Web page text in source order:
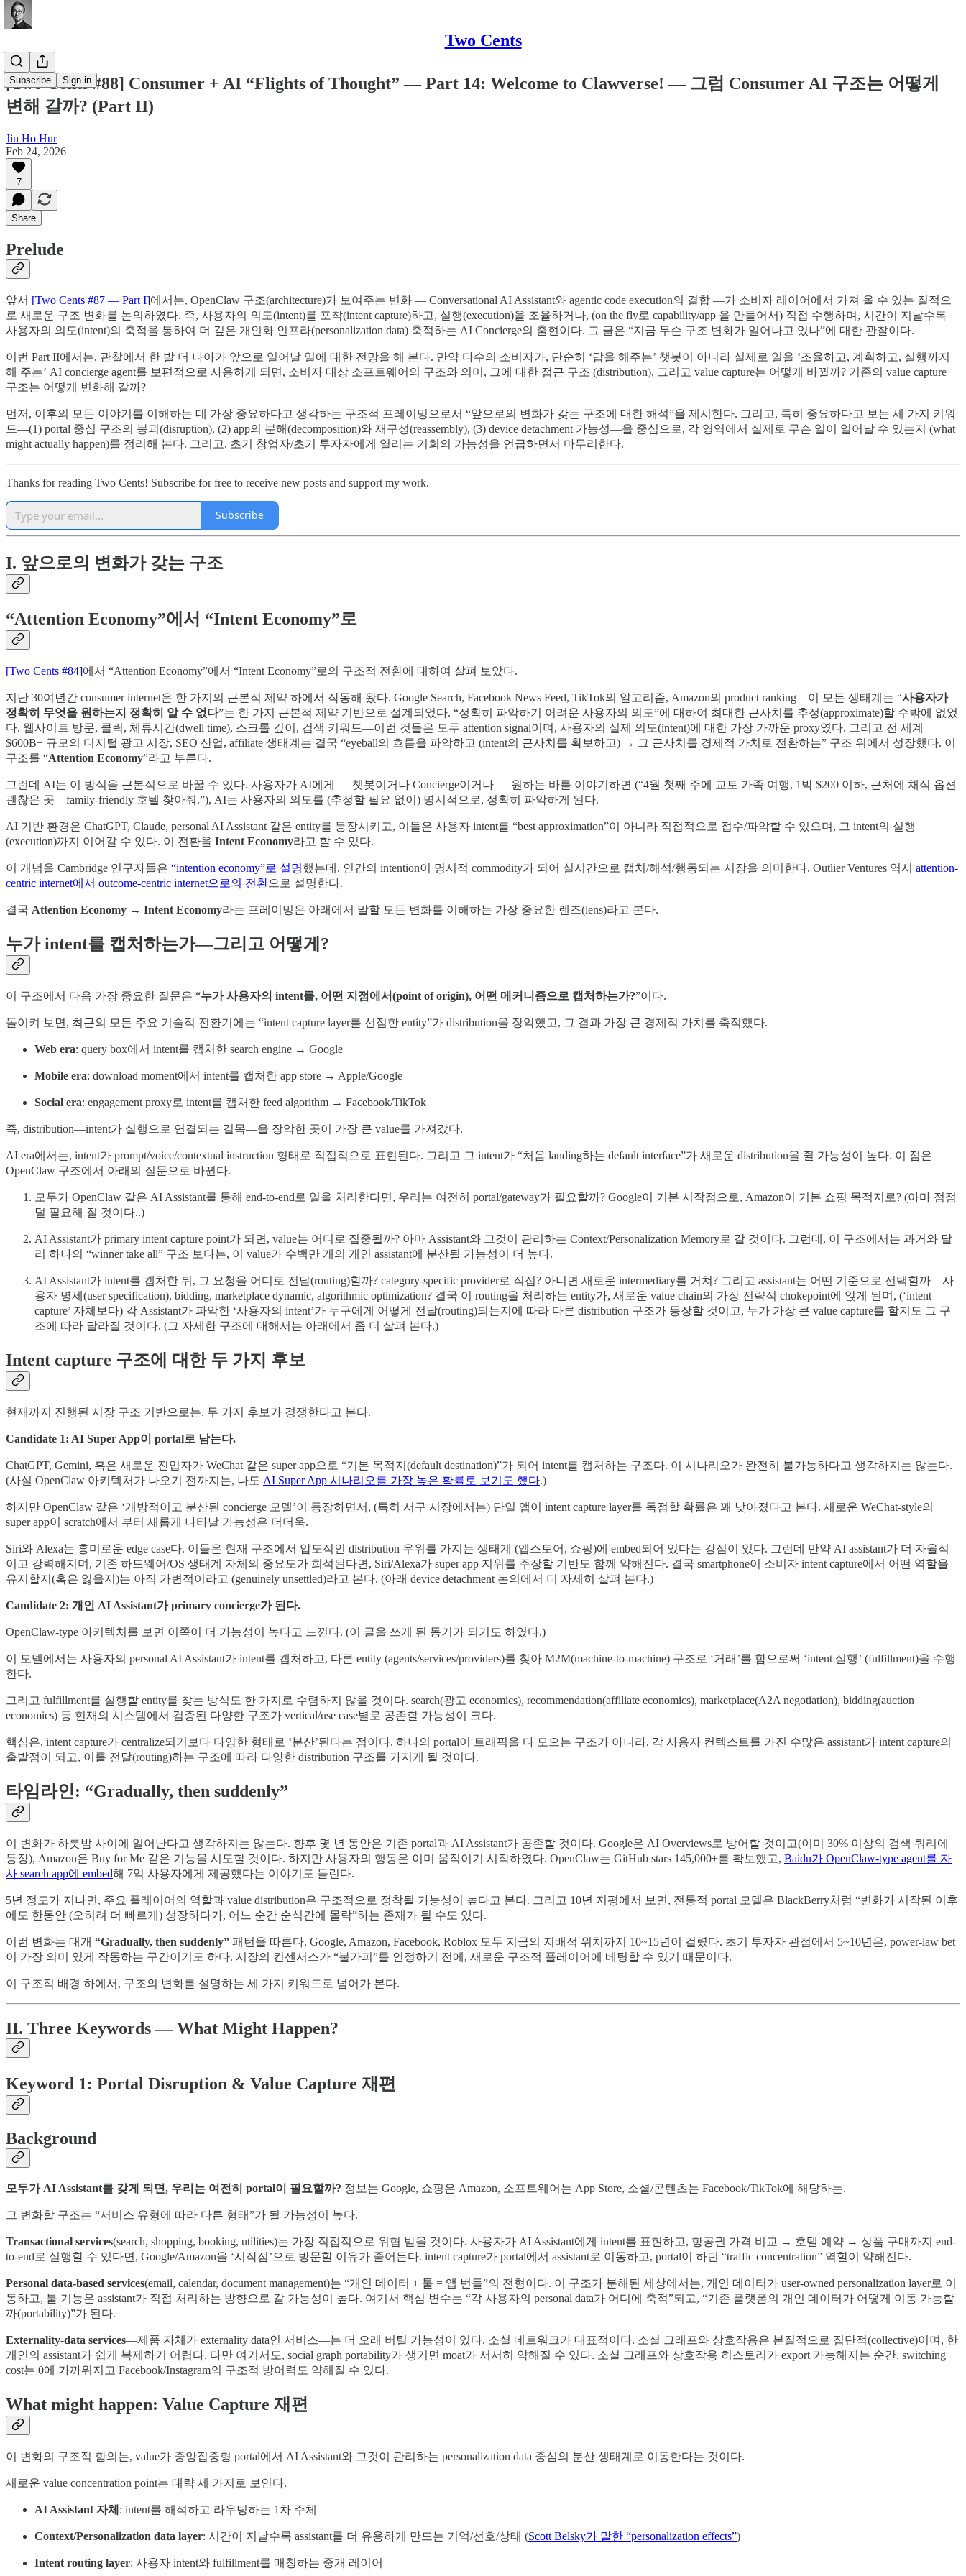
Two Cents
Subscribe Sign in
[Two Cents #88] Consumer + AI “Flights of Thought” — Part 14: Welcome to Clawverse! — 그럼 Consumer AI 구조는 어떻게
변해 갈까? (Part II)
Jin Ho Hur
Feb 24, 2026
7
Share
Prelude
앞서 [Two Cents #87 — Part I]에서는, OpenClaw 구조(architecture)가 보여주는 변화 — Conversational AI Assistant와 agentic code execution의 결합 —가 소비자 레이어에서 가져 올 수 있는 질적으
로 새로운 구조 변화를 논의하였다. 즉, 사용자의 의도(intent)를 포착(intent capture)하고, 실행(execution)을 조율하거나, (on the fly로 capability/app 을 만들어서) 직접 수행하며, 시간이 지날수록
사용자의 의도(intent)의 축적을 통하여 더 깊은 개인화 인프라(personalization data) 축적하는 AI Concierge의 출현이다. 그 글은 “지금 무슨 구조 변화가 일어나고 있나”에 대한 관찰이다.
이번 Part II에서는, 관찰에서 한 발 더 나아가 앞으로 일어날 일에 대한 전망을 해 본다. 만약 다수의 소비자가, 단순히 ‘답을 해주는’ 챗봇이 아니라 실제로 일을 ‘조율하고, 계획하고, 실행까지
해 주는’ AI concierge agent를 보편적으로 사용하게 되면, 소비자 대상 소프트웨어의 구조와 의미, 그에 대한 접근 구조 (distribution), 그리고 value capture는 어떻게 바뀔까? 기존의 value capture
구조는 어떻게 변화해 갈까?
먼저, 이후의 모든 이야기를 이해하는 데 가장 중요하다고 생각하는 구조적 프레이밍으로서 “앞으로의 변화가 갖는 구조에 대한 해석”을 제시한다. 그리고, 특히 중요하다고 보는 세 가지 키워
드—(1) portal 중심 구조의 붕괴(disruption), (2) app의 분해(decomposition)와 재구성(reassembly), (3) device detachment 가능성—을 중심으로, 각 영역에서 실제로 무슨 일이 일어날 수 있는지 (what
might actually happen)를 정리해 본다. 그리고, 초기 창업자/초기 투자자에게 열리는 기회의 가능성을 언급하면서 마무리한다.
Thanks for reading Two Cents! Subscribe for free to receive new posts and support my work.
Subscribe
I. 앞으로의 변화가 갖는 구조
“Attention Economy”에서 “Intent Economy”로
[Two Cents #84]에서 “Attention Economy”에서 “Intent Economy”로의 구조적 전환에 대하여 살펴 보았다.
지난 30여년간 consumer internet은 한 가지의 근본적 제약 하에서 작동해 왔다. Google Search, Facebook News Feed, TikTok의 알고리즘, Amazon의 product ranking—이 모든 생태계는 “사용자가
정확히 무엇을 원하는지 정확히 알 수 없다”는 한 가지 근본적 제약 기반으로 설계되었다. “정확히 파악하기 어려운 사용자의 의도”에 대하여 최대한 근사치를 추정(approximate)할 수밖에 없었
다. 웹사이트 방문, 클릭, 체류시간(dwell time), 스크롤 깊이, 검색 키워드—이런 것들은 모두 attention signal이며, 사용자의 실제 의도(intent)에 대한 가장 가까운 proxy였다. 그리고 전 세계
$600B+ 규모의 디지털 광고 시장, SEO 산업, affiliate 생태계는 결국 “eyeball의 흐름을 파악하고 (intent의 근사치를 확보하고) → 그 근사치를 경제적 가치로 전환하는” 구조 위에서 성장했다. 이
구조를 “Attention Economy”라고 부른다.
그런데 AI는 이 방식을 근본적으로 바꿀 수 있다. 사용자가 AI에게 — 챗봇이거나 Concierge이거나 — 원하는 바를 이야기하면 (“4월 첫째 주에 교토 가족 여행, 1박 $200 이하, 근처에 채식 옵션
괜찮은 곳—family-friendly 호텔 찾아줘.”), AI는 사용자의 의도를 (추정할 필요 없이) 명시적으로, 정확히 파악하게 된다.
AI 기반 환경은 ChatGPT, Claude, personal AI Assistant 같은 entity를 등장시키고, 이들은 사용자 intent를 “best approximation”이 아니라 직접적으로 접수/파악할 수 있으며, 그 intent의 실행
(execution)까지 이어갈 수 있다. 이 전환을 Intent Economy라고 할 수 있다.
이 개념을 Cambridge 연구자들은 “intention economy”로 설명했는데, 인간의 intention이 명시적 commodity가 되어 실시간으로 캡처/해석/행동되는 시장을 의미한다. Outlier Ventures 역시 attention-
centric internet에서 outcome-centric internet으로의 전환으로 설명한다.
결국 Attention Economy → Intent Economy라는 프레이밍은 아래에서 말할 모든 변화를 이해하는 가장 중요한 렌즈(lens)라고 본다.
누가 intent를 캡처하는가—그리고 어떻게?
이 구조에서 다음 가장 중요한 질문은 “누가 사용자의 intent를, 어떤 지점에서(point of origin), 어떤 메커니즘으로 캡처하는가?”이다.
돌이켜 보면, 최근의 모든 주요 기술적 전환기에는 “intent capture layer를 선점한 entity”가 distribution을 장악했고, 그 결과 가장 큰 경제적 가치를 축적했다.
Web era: query box에서 intent를 캡처한 search engine → Google
Mobile era: download moment에서 intent를 캡처한 app store → Apple/Google
Social era: engagement proxy로 intent를 캡처한 feed algorithm → Facebook/TikTok
즉, distribution—intent가 실행으로 연결되는 길목—을 장악한 곳이 가장 큰 value를 가져갔다.
AI era에서는, intent가 prompt/voice/contextual instruction 형태로 직접적으로 표현된다. 그리고 그 intent가 “처음 landing하는 default interface”가 새로운 distribution을 쥘 가능성이 높다. 이 점은
OpenClaw 구조에서 아래의 질문으로 바뀐다.
모두가 OpenClaw 같은 AI Assistant를 통해 end-to-end로 일을 처리한다면, 우리는 여전히 portal/gateway가 필요할까? Google이 기본 시작점으로, Amazon이 기본 쇼핑 목적지로? (아마 점점
덜 필요해 질 것이다..)
AI Assistant가 primary intent capture point가 되면, value는 어디로 집중될까? 아마 Assistant와 그것이 관리하는 Context/Personalization Memory로 갈 것이다. 그런데, 이 구조에서는 과거와 달
리 하나의 “winner take all” 구조 보다는, 이 value가 수백만 개의 개인 assistant에 분산될 가능성이 더 높다.
AI Assistant가 intent를 캡처한 뒤, 그 요청을 어디로 전달(routing)할까? category-specific provider로 직접? 아니면 새로운 intermediary를 거쳐? 그리고 assistant는 어떤 기준으로 선택할까—사
용자 명세(user specification), bidding, marketplace dynamic, algorithmic optimization? 결국 이 routing을 처리하는 entity가, 새로운 value chain의 가장 전략적 chokepoint에 앉게 된며, (‘intent
capture’ 자체보다) 각 Assistant가 파악한 ‘사용자의 intent’가 누구에게 어떻게 전달(routing)되는지에 따라 다른 distribution 구조가 등장할 것이고, 누가 가장 큰 value capture를 할지도 그 구
조에 따라 달라질 것이다. (그 자세한 구조에 대해서는 아래에서 좀 더 살펴 본다.)
Intent capture 구조에 대한 두 가지 후보
현재까지 진행된 시장 구조 기반으로는, 두 가지 후보가 경쟁한다고 본다.
Candidate 1: AI Super App이 portal로 남는다.
ChatGPT, Gemini, 혹은 새로운 진입자가 WeChat 같은 super app으로 “기본 목적지(default destination)”가 되어 intent를 캡처하는 구조다. 이 시나리오가 완전히 불가능하다고 생각하지는 않는다.
(사실 OpenClaw 아키텍처가 나오기 전까지는, 나도 AI Super App 시나리오를 가장 높은 확률로 보기도 했다.)
하지만 OpenClaw 같은 ‘개방적이고 분산된 concierge 모델’이 등장하면서, (특히 서구 시장에서는) 단일 앱이 intent capture layer를 독점할 확률은 꽤 낮아졌다고 본다. 새로운 WeChat-style의
super app이 scratch에서 부터 새롭게 나타날 가능성은 더더욱.
Siri와 Alexa는 흥미로운 edge case다. 이들은 현재 구조에서 압도적인 distribution 우위를 가지는 생태계 (앱스토어, 쇼핑)에 embed되어 있다는 강점이 있다. 그런데 만약 AI assistant가 더 자율적
이고 강력해지며, 기존 하드웨어/OS 생태계 자체의 중요도가 희석된다면, Siri/Alexa가 super app 지위를 주장할 기반도 함께 약해진다. 결국 smartphone이 소비자 intent capture에서 어떤 역할을
유지할지(혹은 잃을지)는 아직 가변적이라고 (genuinely unsettled)라고 본다. (아래 device detachment 논의에서 더 자세히 살펴 본다.)
Candidate 2: 개인 AI Assistant가 primary concierge가 된다.
OpenClaw-type 아키텍처를 보면 이쪽이 더 가능성이 높다고 느낀다. (이 글을 쓰게 된 동기가 되기도 하였다.)
이 모델에서는 사용자의 personal AI Assistant가 intent를 캡처하고, 다른 entity (agents/services/providers)를 찾아 M2M(machine-to-machine) 구조로 ‘거래’를 함으로써 ‘intent 실행’ (fulfillment)을 수행
한다.
그리고 fulfillment를 실행할 entity를 찾는 방식도 한 가지로 수렴하지 않을 것이다. search(광고 economics), recommendation(affiliate economics), marketplace(A2A negotiation), bidding(auction
economics) 등 현재의 시스템에서 검증된 다양한 구조가 vertical/use case별로 공존할 가능성이 크다.
핵심은, intent capture가 centralize되기보다 다양한 형태로 ‘분산’된다는 점이다. 하나의 portal이 트래픽을 다 모으는 구조가 아니라, 각 사용자 컨텍스트를 가진 수많은 assistant가 intent capture의
출발점이 되고, 이를 전달(routing)하는 구조에 따라 다양한 distribution 구조를 가지게 될 것이다.
타임라인: “Gradually, then suddenly”
이 변화가 하룻밤 사이에 일어난다고 생각하지는 않는다. 향후 몇 년 동안은 기존 portal과 AI Assistant가 공존할 것이다. Google은 AI Overviews로 방어할 것이고(이미 30% 이상의 검색 쿼리에
등장), Amazon은 Buy for Me 같은 기능을 시도할 것이다. 하지만 사용자의 행동은 이미 움직이기 시작하였다. OpenClaw는 GitHub stars 145,000+를 확보했고, Baidu가 OpenClaw-type agent를 자
사 search app에 embed해 7억 사용자에게 제공했다는 이야기도 들린다.
5년 정도가 지나면, 주요 플레이어의 역할과 value distribution은 구조적으로 정착될 가능성이 높다고 본다. 그리고 10년 지평에서 보면, 전통적 portal 모델은 BlackBerry처럼 “변화가 시작된 이후
에도 한동안 (오히려 더 빠르게) 성장하다가, 어느 순간 순식간에 몰락”하는 존재가 될 수도 있다.
이런 변화는 대개 “Gradually, then suddenly” 패턴을 따른다. Google, Amazon, Facebook, Roblox 모두 지금의 지배적 위치까지 10~15년이 걸렸다. 초기 투자자 관점에서 5~10년은, power-law bet
이 가장 의미 있게 작동하는 구간이기도 하다. 시장의 컨센서스가 “불가피”를 인정하기 전에, 새로운 구조적 플레이어에 베팅할 수 있기 때문이다.
이 구조적 배경 하에서, 구조의 변화를 설명하는 세 가지 키워드로 넘어가 본다.
II. Three Keywords — What Might Happen?
Keyword 1: Portal Disruption & Value Capture 재편
Background
모두가 AI Assistant를 갖게 되면, 우리는 여전히 portal이 필요할까? 정보는 Google, 쇼핑은 Amazon, 소프트웨어는 App Store, 소셜/콘텐츠는 Facebook/TikTok에 해당하는.
그 변화할 구조는 “서비스 유형에 따라 다른 형태”가 될 가능성이 높다.
Transactional services(search, shopping, booking, utilities)는 가장 직접적으로 위협 받을 것이다. 사용자가 AI Assistant에게 intent를 표현하고, 항공권 가격 비교 → 호텔 예약 → 상품 구매까지 end-
to-end로 실행할 수 있다면, Google/Amazon을 ‘시작점’으로 방문할 이유가 줄어든다. intent capture가 portal에서 assistant로 이동하고, portal이 하던 “traffic concentration” 역할이 약해진다.
Personal data-based services(email, calendar, document management)는 “개인 데이터 + 툴 = 앱 번들”의 전형이다. 이 구조가 분해된 세상에서는, 개인 데이터가 user-owned personalization layer로 이
동하고, 툴 기능은 assistant가 직접 처리하는 방향으로 갈 가능성이 높다. 여기서 핵심 변수는 “각 사용자의 personal data가 어디에 축적”되고, “기존 플랫폼의 개인 데이터가 어떻게 이동 가능할
까(portability)”가 된다.
Externality-data services—제품 자체가 externality data인 서비스—는 더 오래 버틸 가능성이 있다. 소셜 네트워크가 대표적이다. 소셜 그래프와 상호작용은 본질적으로 집단적(collective)이며, 한
개인의 assistant가 쉽게 복제하기 어렵다. 다만 여기서도, social graph portability가 생기면 moat가 서서히 약해질 수 있다. 소셜 그래프와 상호작용 히스토리가 export 가능해지는 순간, switching
cost는 0에 가까워지고 Facebook/Instagram의 구조적 방어력도 약해질 수 있다.
What might happen: Value Capture 재편
이 변화의 구조적 함의는, value가 중앙집중형 portal에서 AI Assistant와 그것이 관리하는 personalization data 중심의 분산 생태계로 이동한다는 것이다.
새로운 value concentration point는 대략 세 가지로 보인다.
AI Assistant 자체 : intent를 해석하고 라우팅하는 1차 주체
Context/Personalization data layer: 시간이 지날수록 assistant를 더 유용하게 만드는 기억/선호/상태 (Scott Belsky가 말한 “personalization effects”)
Intent routing layer: 사용자 intent와 fulfillment를 매칭하는 중개 레이어